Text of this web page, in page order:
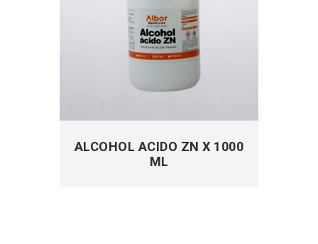
ALCOHOL ACIDO ZN X 1000
ML